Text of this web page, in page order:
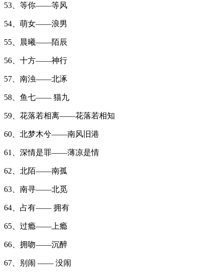
53、等你——等风
54、萌女——浪男
55、晨曦——陌辰
56、十方——神行
57、南浊——北涿
58、鱼七—— 猫九
59、花落若相离——花落若相知
60、北梦木兮——南风旧港
61、深情是罪——薄凉是情
62、北陌——南孤
63、南寻——北觅
64、占有—— 拥有
65、过瘾——上瘾
66、拥吻——沉醉
67、别闹 —— 没闹